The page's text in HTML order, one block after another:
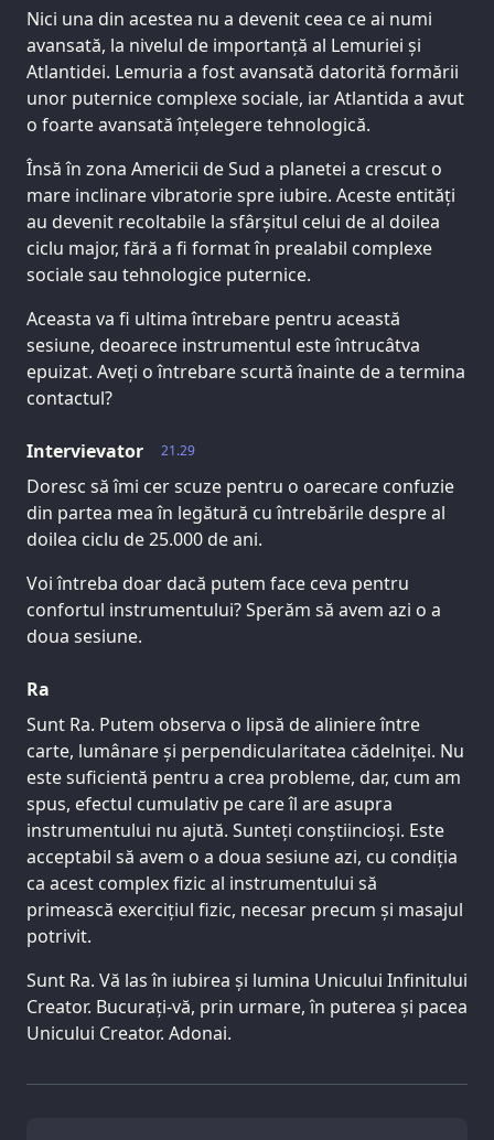
Nici una din acestea nu a devenit ceea ce ai numi
avansată, la nivelul de importanță al Lemuriei și
Atlantidei. Lemuria a fost avansată datorită formării
unor puternice complexe sociale, iar Atlantida a avut
o foarte avansată înțelegere tehnologică.
Însă în zona Americii de Sud a planetei a crescut o
mare inclinare vibratorie spre iubire. Aceste entități
au devenit recoltabile la sfârșitul celui de al doilea
ciclu major, fără a fi format în prealabil complexe
sociale sau tehnologice puternice.
Aceasta va fi ultima întrebare pentru această
sesiune, deoarece instrumentul este întrucâtva
epuizat. Aveți o întrebare scurtă înainte de a termina
contactul?
21.29
Intervievator
Doresc să îmi cer scuze pentru o oarecare confuzie
din partea mea în legătură cu întrebările despre al
doilea ciclu de 25.000 de ani.
Voi întreba doar dacă putem face ceva pentru
confortul instrumentului? Sperăm să avem azi o a
doua sesiune.
Ra
Sunt Ra. Putem observa o lipsă de aliniere între
carte, lumânare și perpendicularitatea cădelniței. Nu
este suficientă pentru a crea probleme, dar, cum am
spus, efectul cumulativ pe care îl are asupra
instrumentului nu ajută. Sunteți conștiincioși. Este
acceptabil să avem o a doua sesiune azi, cu condiția
ca acest complex fizic al instrumentului să
primească exercițiul fizic, necesar precum și masajul
potrivit.
Sunt Ra. Vă las în iubirea și lumina Unicului Infinitului
Creator. Bucurați-vă, prin urmare, în puterea și pacea
Unicului Creator. Adonai.